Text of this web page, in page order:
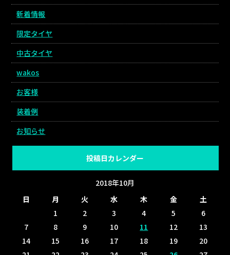
新着情報
限定タイヤ
中古タイヤ
wakos
お客様
装着例
お知らせ
投稿日カレンダー
2018年10月
日
月 火 水 木 金
土
1
2 3 4 5
6
7
8 9 10 11 12
13
14
15 16 17 18 19
20